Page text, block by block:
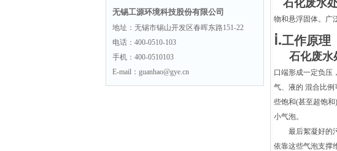
无锡工源环境科技股份有限公司
地址：无锡市锡山开发区春晖东路151-22
电话：400-0510-103
手机：400-0510103
E-mail：guanhao@gye.cn
石化废水
物和悬浮固体。广
ⅰ.工作原理
石化废水
口端形成一定负压
气、液的 混合比
些饱和(甚至超饱
小气泡。
最后絮凝好的
依靠这些气泡支撑